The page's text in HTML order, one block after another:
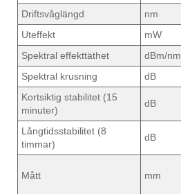
Driftsvåglängd
nm
Uteffekt
mW
Spektral effekttäthet
dBm/nm
Spektral krusning
dB
Kortsiktig stabilitet (15
minuter)
dB
Långtidsstabilitet (8
timmar)
dB
Mått mm